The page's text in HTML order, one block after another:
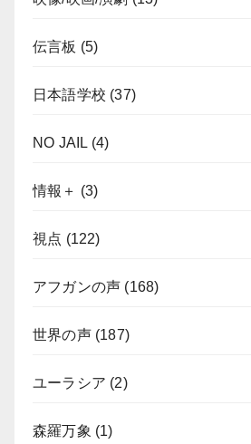
伝言板 (5)
日本語学校 (37)
NO JAIL (4)
情報＋ (3)
視点 (122)
アフガンの声 (168)
世界の声(187)
ユーラシア (2)
森羅万象 (1)